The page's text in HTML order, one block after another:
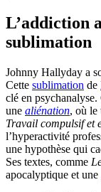
L’addiction
sublimation
Johnny Hallyday a
Cette sublimation de
clé en
une aliénation, où le
Travail compulsif et
l’hyperactivité
une hypothèse qui
Ses textes, comme
apocalyptique et une